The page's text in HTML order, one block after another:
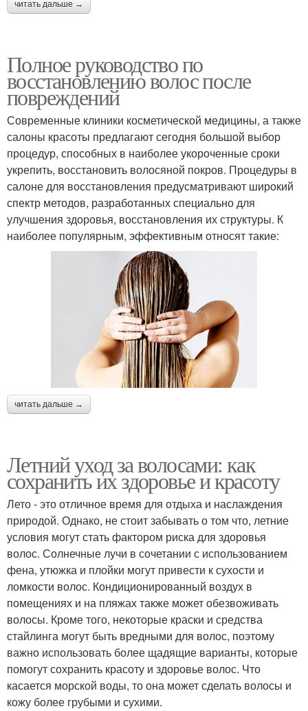
читать дальше →
Полное руководство по
восстановлению волос после
повреждений
Современные клиники косметической медицины, а также
салоны красоты предлагают сегодня большой выбор
процедур, способных в наиболее укороченные сроки
укрепить, восстановить волосяной покров. Процедуры в
салоне для восстановления предусматривают широкий
спектр методов, разработанных специально для
улучшения здоровья, восстановления их структуры. К
наиболее популярным, эффективным относят такие:
читать дальше →
Летний уход за волосами: как
сохранить их здоровье и красоту
Лето - это отличное время для отдыха и наслаждения
природой. Однако, не стоит забывать о том что, летние
условия могут стать фактором риска для здоровья
волос. Солнечные лучи в сочетании с использованием
фена, утюжка и плойки могут привести к сухости и
ломкости волос. Кондиционированный воздух в
помещениях и на пляжах также может обезвоживать
волосы. Кроме того, некоторые краски и средства
стайлинга могут быть вредными для волос, поэтому
важно использовать более щадящие варианты, которые
помогут сохранить красоту и здоровье волос. Что
касается морской воды, то она может сделать волосы и
кожу более грубыми и сухими.